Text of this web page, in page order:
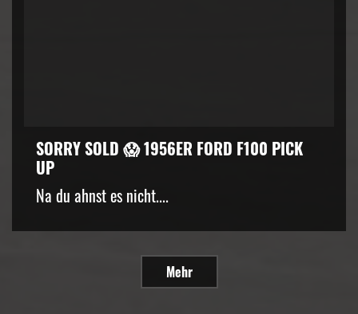
SORRY SOLD 😱 1956ER FORD F100 PICK
UP
Na du ahnst es nicht....
Mehr